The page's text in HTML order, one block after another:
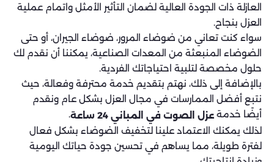
العازلة ذات الجودة العالية لضمان التأثير الأمثل واتمام عملية
العزل بنجاح.
سواء كنت تعاني من ضوضاء المرور، ضوضاء الجيران، أو حتى
الضوضاء المنبعثة من المعدات الصناعية، يمكننا أن نقدم لك
حلول مخصصة لتلبية احتياجاتك الفردية.
بالإضافة إلى ذلك، نهتم بتقديم خدمة محترفة وفعالة، حيث
نتبع أفضل الممارسات في مجال العزل بشكل عام ونقدم
أيضًا خدمة عزل الصوت في المباني 24 ساعة
.
لذلك يمكنك الاعتماد علينا لتخفيف الضوضاء بشكل فعال
لفترة طويلة، مما يساهم في تحسين جودة حياتك اليومية